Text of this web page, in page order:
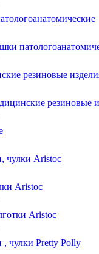
резиновые
резиновые
чулки Aristoc
Aristoc
Aristoc
, чулки Pretty Polly